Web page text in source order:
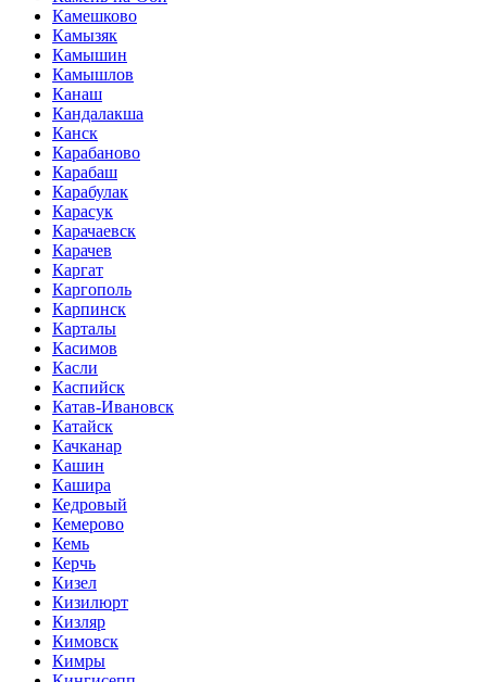
Камешково
Камызяк
Камышин
Камышлов
Канаш
Кандалакша
Канск
Карабаново
Карабаш
Карабулак
Карасук
Карачаевск
Карачев
Каргат
Каргополь
Карпинск
Карталы
Касимов
Касли
Каспийск
Катав-Ивановск
Катайск
Качканар
Кашин
Кашира
Кедровый
Кемерово
Кемь
Керчь
Кизел
Кизилюрт
Кизляр
Кимовск
Кимры